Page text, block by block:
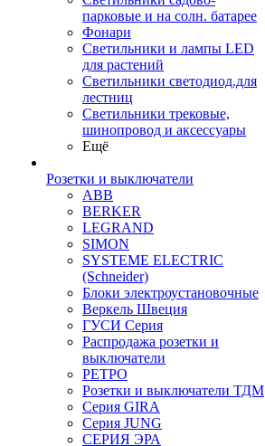
парковые и на солн. батарее
Фонари
Светильники и лампы LED
для растений
Светильники светодиод.для
лестниц
Светильники трековые,
шинопровод и аксессуары
Ещё
Розетки и выключатели
ABB
BERKER
LEGRAND
SIMON
SYSTEME ELECTRIC
(Schneider)
Блоки электроустановочные
Веркель Швеция
ГУСИ Серия
Распродажа розетки и
выключатели
РЕТРО
Розетки и выключатели ТДМ
Серия GIRA
Серия JUNG
СЕРИЯ ЭРА